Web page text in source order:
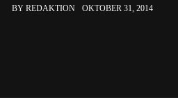
BY REDAKTION OKTOBER 31, 2014